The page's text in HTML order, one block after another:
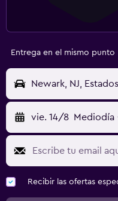
Entrega en el mismo punto
vie. 14/8 Mediodía
Recibir las ofertas